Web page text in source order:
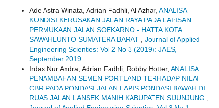
Ade Astra Winata, Adrian Fadhli, Al Azhar, ANALISA
KONDISI KERUSAKAN JALAN RAYA PADA LAPISAN
PERMUKAAN JALAN SOEKARNO - HATTA KOTA
SAWAHLUNTO SUMATERA BARAT
Journal of Applied
Engineering Scienties: Vol 2 No 3 (2019): JAES,
September 2019
Irdas Nur Andra, Adrian Fadhli, Robby Hotter, ANALISA
PENAMBAHAN SEMEN PORTLAND TERHADAP NILAI
CBR PADA PONDASI JALAN LAPIS PONDASI BAWAH DI
RUAS JALAN LANSEK MANIH KABUPATEN SIJUNJUNG